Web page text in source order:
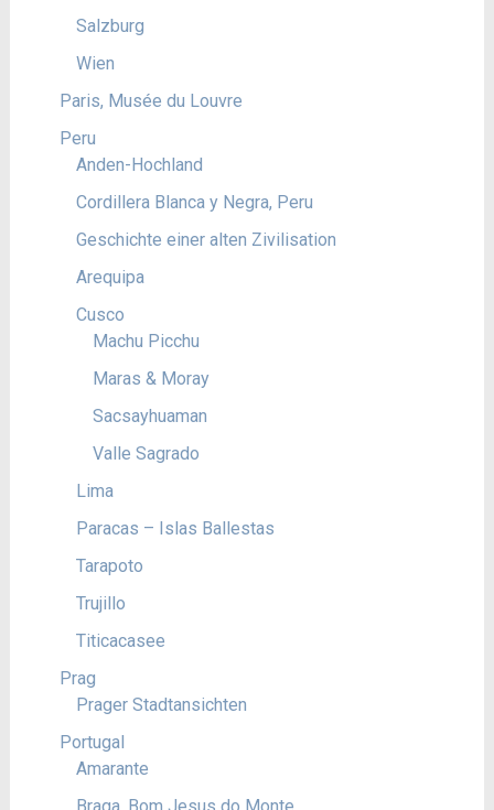
Salzburg
Wien
Paris, Musée du Louvre
Peru
Anden-Hochland
Cordillera Blanca y Negra, Peru
Geschichte einer alten Zivilisation
Arequipa
Cusco
Machu Picchu
Maras & Moray
Sacsayhuaman
Valle Sagrado
Lima
Paracas – Islas Ballestas
Tarapoto
Trujillo
Titicacasee
Prag
Prager Stadtansichten
Portugal
Amarante